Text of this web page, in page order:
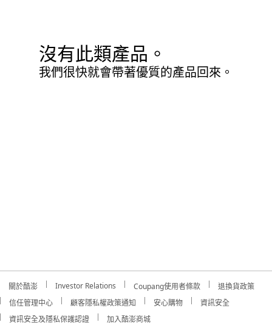
沒有此類產品。
我們很快就會帶著優質的產品回來。
關於酷澎 Investor Relations Coupang使用者條款
退換貨政策
信任管理中心
顧客隱私權政策通知 安心購物
資訊安全
資訊安全及隱私保護認證
加入酷澎商城